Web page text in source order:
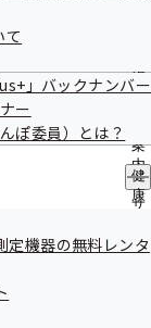
届
先
一
覧
の
ュ
ー
導
案
内
の
サ
メ
て
」バックナンバー
ー
ぽ委員）とは？
健
康
り
定機器の無料レンタ
健康づくり推進
います。皆さま
との連携・協力を